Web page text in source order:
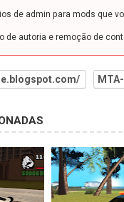
de admin para mods que
de autoria e remoção de